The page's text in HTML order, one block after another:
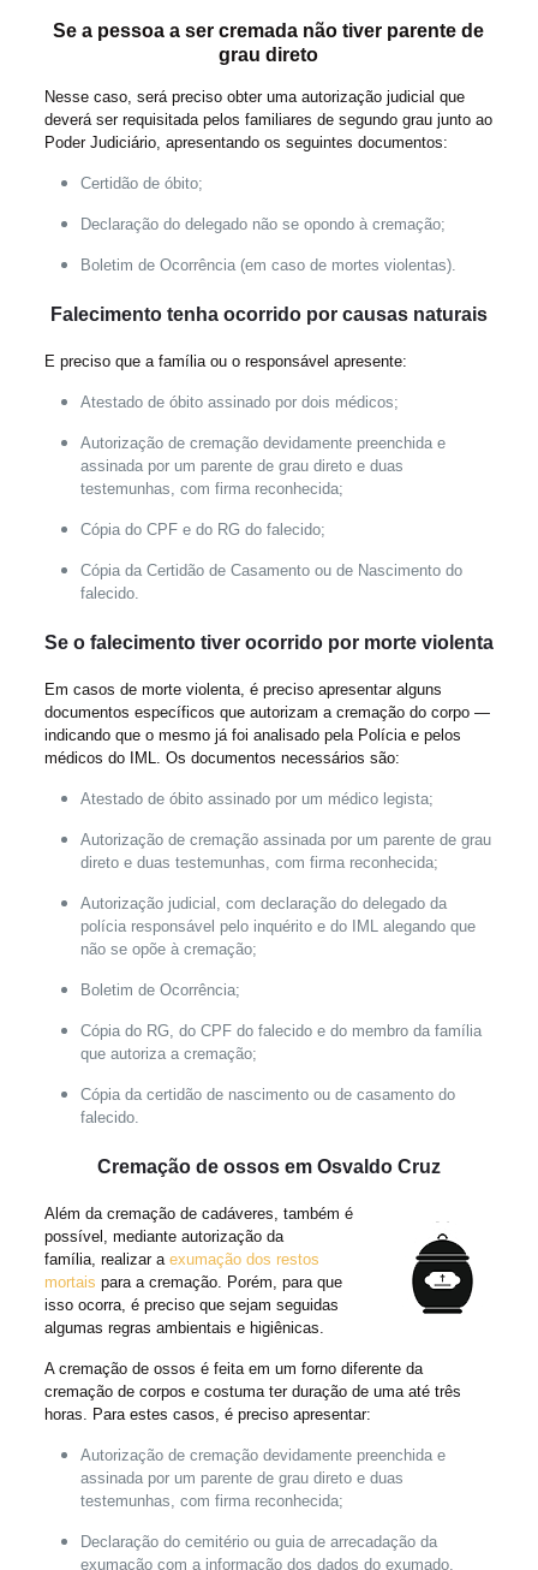
Se a pessoa a ser cremada não tiver parente de
grau direto
Nesse caso, será preciso obter uma autorização judicial que
deverá ser requisitada pelos familiares de segundo grau junto ao
Poder Judiciário, apresentando os seguintes documentos:
Certidão de óbito;
Declaração do delegado não se opondo à cremação;
Boletim de Ocorrência (em caso de mortes violentas).
Falecimento tenha ocorrido por causas naturais
E preciso que a família ou o responsável apresente:
Atestado de óbito assinado por dois médicos;
Autorização de cremação devidamente preenchida e
assinada por um parente de grau direto e duas
testemunhas, com firma reconhecida;
Cópia do CPF e do RG do falecido;
Cópia da Certidão de Casamento ou de Nascimento do
falecido.
Se o falecimento tiver ocorrido por morte violenta
Em casos de morte violenta, é preciso apresentar alguns
documentos específicos que autorizam a cremação do corpo —
indicando que o mesmo já foi analisado pela Polícia e pelos
médicos do IML. Os documentos necessários são:
Atestado de óbito assinado por um médico legista;
Autorização de cremação assinada por um parente de grau
direto e duas testemunhas, com firma reconhecida;
Autorização judicial, com declaração do delegado da
polícia responsável pelo inquérito e do IML alegando que
não se opõe à cremação;
Boletim de Ocorrência;
Cópia do RG, do CPF do falecido e do membro da família
que autoriza a cremação;
Cópia da certidão de nascimento ou de casamento do
falecido.
Cremação de ossos em Osvaldo Cruz
Além da cremação de cadáveres, também é
possível, mediante autorização da
família, realizar a exumação dos restos
mortais para a cremação. Porém, para que
isso ocorra, é preciso que sejam seguidas
algumas regras ambientais e higiênicas.
A cremação de ossos é feita em um forno diferente da
cremação de corpos e costuma ter duração de uma até três
horas. Para estes casos, é preciso apresentar:
Autorização de cremação devidamente preenchida e
assinada por um parente de grau direto e duas
testemunhas, com firma reconhecida;
Declaração do cemitério ou guia de arrecadação da
exumação com a informação dos dados do exumado,